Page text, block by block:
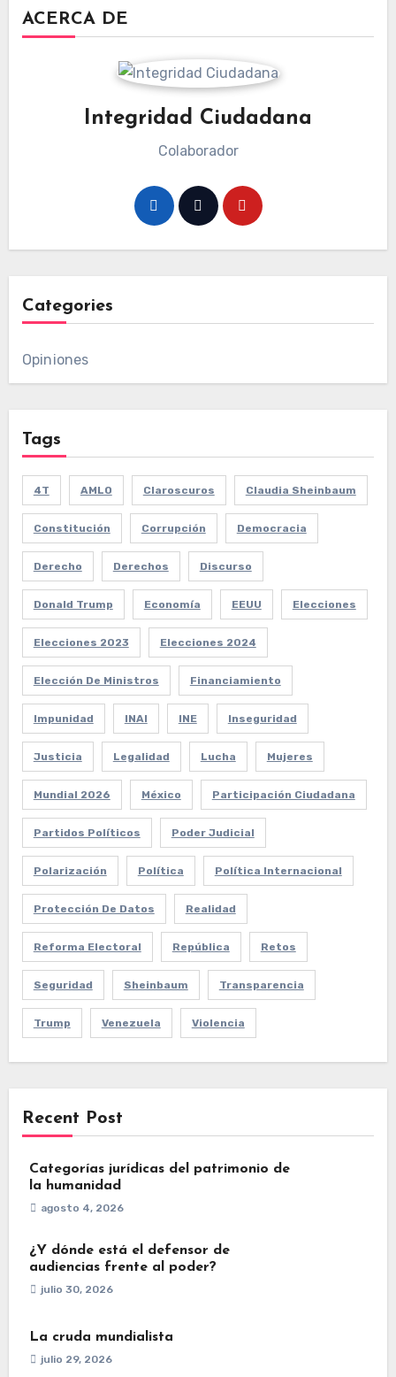
ACERCA DE
Integridad Ciudadana
Colaborador
Categories
Opiniones
Tags
4T AMLO Claroscuros Claudia Sheinbaum
Constitución Corrupción Democracia
Derecho Derechos Discurso
Donald Trump Economía EEUU Elecciones
Elecciones 2023 Elecciones 2024
Elección De Ministros Financiamiento
Impunidad INAI INE Inseguridad
Justicia Legalidad Lucha Mujeres
Mundial 2026 México Participación Ciudadana
Partidos Políticos Poder Judicial
Polarización Política Política Internacional
Protección De Datos Realidad
Reforma Electoral República Retos
Seguridad Sheinbaum Transparencia
Trump Venezuela Violencia
Recent Post
Categorías jurídicas del patrimonio de
la humanidad
agosto 4, 2026
¿Y dónde está el defensor de
audiencias frente al poder?
julio 30, 2026
La cruda mundialista
julio 29, 2026